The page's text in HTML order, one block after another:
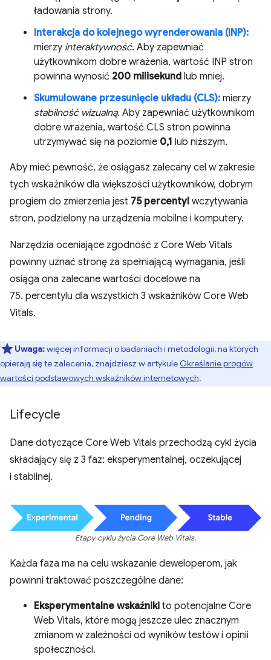
ładowania strony.
Interakcja do kolejnego wyrenderowania (INP):
mierzy interaktywność. Aby zapewniać
użytkownikom dobre wrażenia, wartość INP stron
powinna wynosić 200 milisekund lub mniej.
Skumulowane przesunięcie układu (CLS): mierzy
stabilność wizualną. Aby zapewniać użytkownikom
dobre wrażenia, wartość CLS stron powinna
utrzymywać się na poziomie 0,1 lub niższym.
Aby mieć pewność, że osiągasz zalecany cel w zakresie
tych wskaźników dla większości użytkowników, dobrym
progiem do zmierzenia jest 75 percentyl wczytywania
stron, podzielony na urządzenia mobilne i komputery.
Narzędzia oceniające zgodność z Core Web Vitals
powinny uznać stronę za spełniającą wymagania, jeśli
osiąga ona zalecane wartości docelowe na
75. percentylu dla wszystkich 3 wskaźników Core Web
Vitals.
Uwaga:więcej informacji o badaniach i metodologii, na których
opierają się te zalecenia, znajdziesz w artykule Określanie progów
wartości podstawowych wskaźników internetowych.
Lifecycle
Dane dotyczące Core Web Vitals przechodzą cykl życia
składający się z 3 faz: eksperymentalnej, oczekującej
i stabilnej.
Etapy cyklu życia Core Web Vitals.
Każda faza ma na celu wskazanie deweloperom, jak
powinni traktować poszczególne dane:
Eksperymentalne wskaźniki to potencjalne Core
Web Vitals, które mogą jeszcze ulec znacznym
zmianom w zależności od wyników testów i opinii
społeczności.